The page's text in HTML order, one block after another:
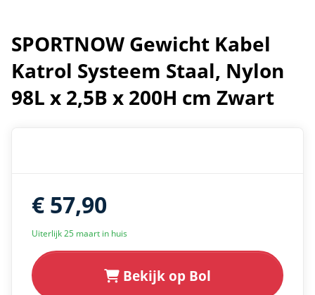
SPORTNOW Gewicht Kabel
Katrol Systeem Staal, Nylon
98L x 2,5B x 200H cm Zwart
€ 57,90
Uiterlijk 25 maart in huis
Bekijk op Bol